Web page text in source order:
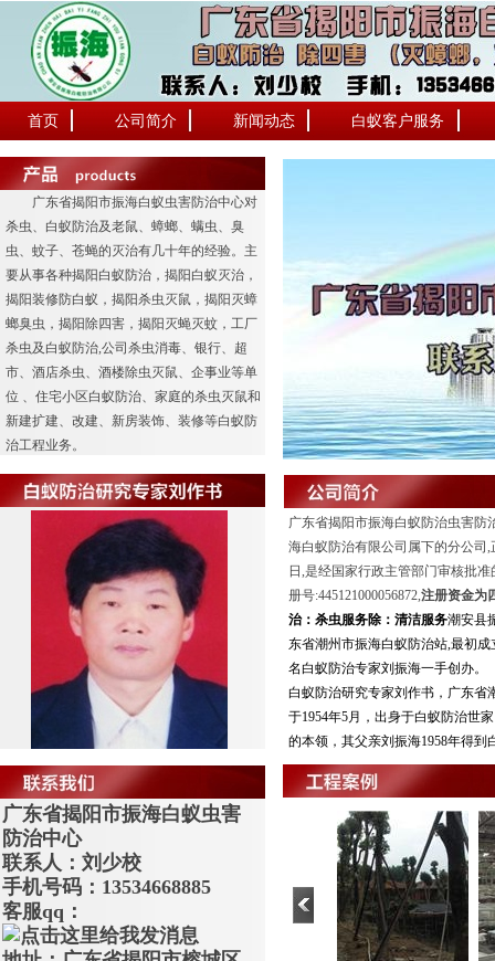
首页 公司简介 新闻动态 白蚁客户服务
广东省揭阳市振海白蚁虫害防治中心对
杀虫、白蚁防治及老鼠、蟑螂、螨虫、臭
虫、蚊子、苍蝇的灭治有几十年的经验。主
要从事各种揭阳白蚁防治，揭阳白蚁灭治，
揭阳装修防白蚁，揭阳杀虫灭鼠，揭阳灭蟑
螂臭虫，揭阳除四害，揭阳灭蝇灭蚊，工厂
杀虫及白蚁防治,公司杀虫消毒、银行、超
市、酒店杀虫、酒楼除虫灭鼠、企事业等单
位 、住宅小区白蚁防治、家庭的杀虫灭鼠和
新建扩建、改建、新房装饰、装修等白蚁防
治工程业务。
广东省揭阳市振海白蚁防治虫害防
海白蚁防治有限公司属下的分公司
日,是经国家行政主管部门审核批
册号:445121000056872,注册资金为
治： 杀虫服务除 ： 清洁服务潮安县
东省潮州市振海白蚁防治站,最初
名白蚁防治专家刘振海一手创办。
白蚁防治研究专家刘作书，广东省
于1954年5月，出身于白蚁防治世
的本领，其父亲刘振海1958年得到
广东省揭阳市振海白蚁虫害
防治中心
联系人：刘少校
手机号码：13534668885
客服qq：